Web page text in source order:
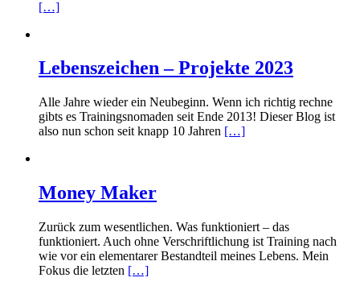
[…]
Lebenszeichen – Projekte 2023
Alle Jahre wieder ein Neubeginn. Wenn ich richtig rechne
gibts es Trainingsnomaden seit Ende 2013! Dieser Blog ist
also nun schon seit knapp 10 Jahren […]
Money Maker
Zurück zum wesentlichen. Was funktioniert – das
funktioniert. Auch ohne Verschriftlichung ist Training nach
wie vor ein elementarer Bestandteil meines Lebens. Mein
Fokus die letzten […]